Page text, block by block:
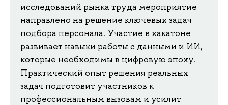
исследований рынка труда мероприятие
направлено на решение ключевых задач
подбора персонала. Участие в хакатоне
развивает навыки работы с данными и ИИ,
которые необходимы в цифровую эпоху.
Практический опыт решения реальных
задач подготовит участников к
профессиональным вызовам и усилит